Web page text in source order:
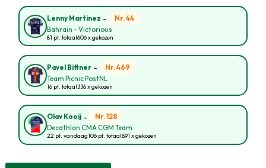
Lenny Martinez - Nr. 44
Bahrain - Victorious
81 pt. totaal606 x gekozen
Pavel Bittner - Nr. 469
Team Picnic PostNL
16 pt. totaal336 x gekozen
Olav Kooij - Nr. 128
Decathlon CMA CGM Team
22 pt. vandaag106 pt. totaal891 x gekozen